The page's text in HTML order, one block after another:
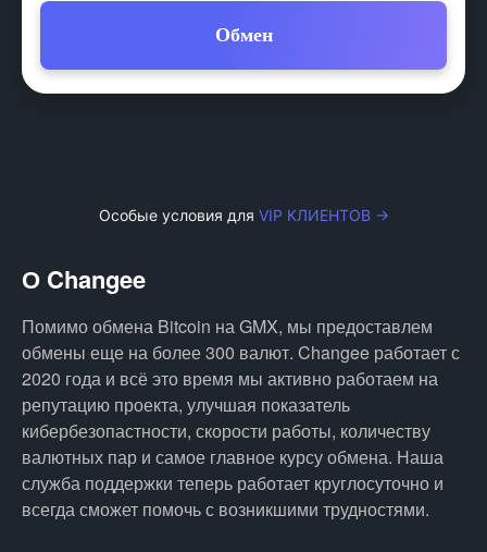
Обмен
Особые условия для VIP КЛИЕНТОВ →
О Changee
Помимо обмена Bitcoin на GMX, мы предоставлем
обмены еще на более 300 валют. Changee работает с
2020 года и всё это время мы активно работаем на
репутацию проекта, улучшая показатель
кибербезопастности, скорости работы, количеству
валютных пар и самое главное курсу обмена. Наша
служба поддержки теперь работает круглосуточно и
всегда сможет помочь с возникшими трудностями.